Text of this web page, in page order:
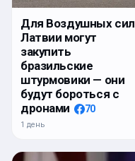
Для Воздушных сил
Латвии могут
закупить
бразильские
штурмовики — они
будут бороться с
дронами
70
1 день